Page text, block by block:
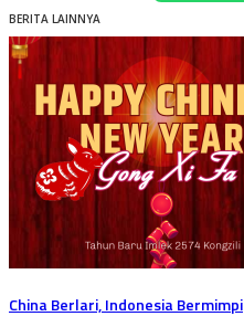
X
BERITA LAINNYA
China Berlari, Indonesia Bermimpi